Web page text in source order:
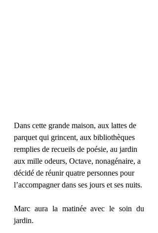
Dans cette grande maison, aux lattes de
parquet qui grincent, aux bibliothèques
remplies de recueils de poésie, au jardin
aux mille odeurs, Octave, nonagénaire, a
décidé de réunir quatre personnes pour
l’accompagner dans ses jours et ses nuits.
Marc aura la matinée avec le soin du
jardin.